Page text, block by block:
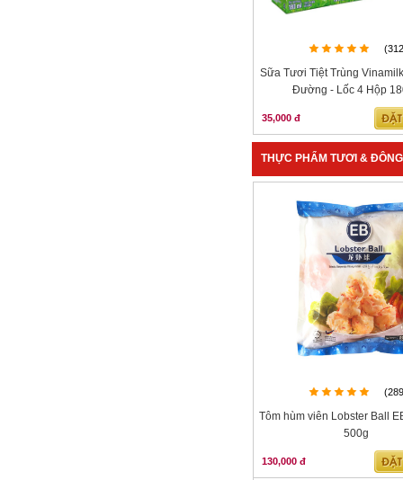
Sữa Tươi Tiệt Trùng
Đường - Lốc 4 Hộp
35,000 đ
THỰC PHẨM TƯƠI &
Tôm hùm viên Lobster Ball
500g
130,000 đ